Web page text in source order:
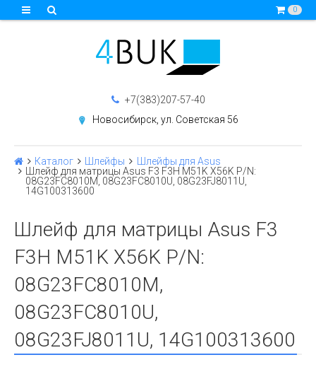
0
+7(383)207-57-40
Новосибирск, ул. Советская 56
Каталог Шлейфы
Шлейфы для Asus
Шлейф для матрицы Asus F3 F3H M51K X56K P/N:
08G23FC8010M, 08G23FC8010U, 08G23FJ8011U,
14G100313600
Шлейф для матрицы Asus F3
F3H M51K X56K P/N:
08G23FC8010M,
08G23FC8010U,
08G23FJ8011U, 14G100313600